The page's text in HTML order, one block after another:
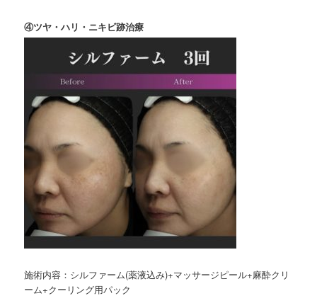
④ツヤ・ハリ・ニキビ跡治療
施術内容：シルファーム(薬液込み)+マッサージピール+麻酔クリ
ーム+クーリング用パック